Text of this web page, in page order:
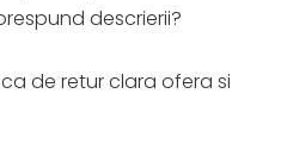
descrierii?
de retur clara ofera si